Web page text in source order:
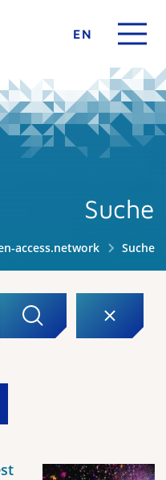
EN
Suche
access.network Suche